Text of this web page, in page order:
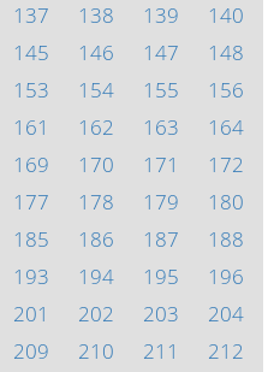
137 138 139
140
145 146 147
148
153 154 155
156
161 162 163
164
169 170 171
172
177 178 179
180
185 186 187
188
193 194 195
196
201 202 203
204
209 210 211
212